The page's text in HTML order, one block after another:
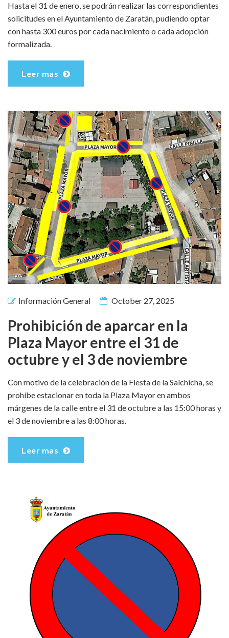
Hasta el 31 de enero, se podrán realizar las correspondientes
solicitudes en el Ayuntamiento de Zaratán, pudiendo optar
con hasta 300 euros por cada nacimiento o cada adopción
formalizada.
Leer mas
Información General October 27, 2025
Prohibición de aparcar en la
Plaza Mayor entre el 31 de
octubre y el 3 de noviembre
Con motivo de la celebración de la Fiesta de la Salchicha, se
prohíbe estacionar en toda la Plaza Mayor en ambos
márgenes de la calle entre el 31 de octubre a las 15:00 horas y
el 3 de noviembre a las 8:00 horas.
Leer mas